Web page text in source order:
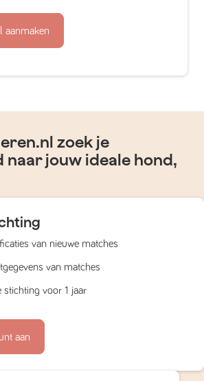
aanmaken
zoek je
jouw ideale hond,
van nieuwe matches
van matches
stichting voor 1 jaar
aan